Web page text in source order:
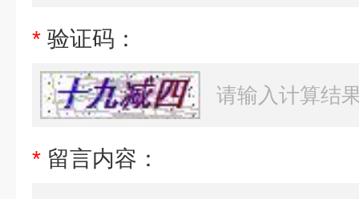
* 验证码：
* 留言内容：